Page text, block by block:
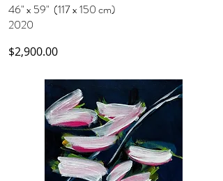
46" x 59" (117 x 150 cm)
2020
$2,900.00